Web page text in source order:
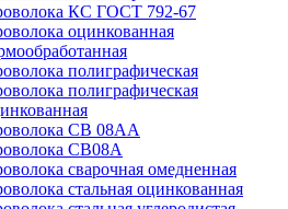
КС ГОСТ 792-67
оцинкованная
полиграфическая
полиграфическая
СВ 08АА
СВ08А
сварочная омедненная
стальная оцинкованная